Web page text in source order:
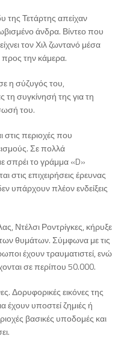
Τετάρτης απείχαν
άνδρα. Βίντεο που
τον Χιλ ζωντανό μέσα
προς την κάμερα.
η σύζυγός του,
συγκίνησή της για τη
του.
στις περιοχές που
Σε πολλά
σπρέι το γράμμα «D»
στις επιχειρήσεις έρευνας
υπάρχουν πλέον ενδείξεις
Ντέλσι Ροντρίγκες, κήρυξε
θυμάτων. Σύμφωνα με τις
έχουν τραυματιστεί, ενώ
σε περίπου 50.000.
Δορυφορικές εικόνες της
έχουν υποστεί ζημιές ή
βασικές υποδομές και